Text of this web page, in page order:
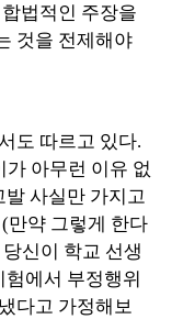
법적인 주장을
것을 전제해야
도 따르고 있다.
가 아무런 이유 없
발 사실만 가지고
만약 그렇게 한다
신이 학교 선생
에서 부정행위
다고 가정해보